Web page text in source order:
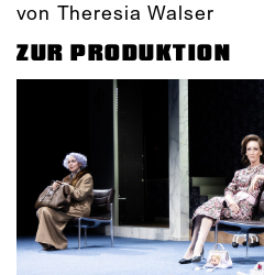
von Theresia Walser
ZUR PRODUKTION